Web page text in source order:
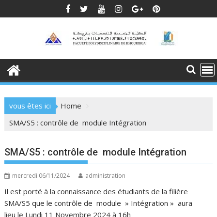
to
vous êtes ici
Home
SMA/S5 : contrôle de module Intégration
SMA/S5 : contrôle de module Intégration
mercredi 06/11/2024 administration
Il est porté à la connaissance des étudiants de la filière
SMA/S5 que le contrôle de module » Intégration » aura
lieule Lundi 11 Novembre 2024 à 16h